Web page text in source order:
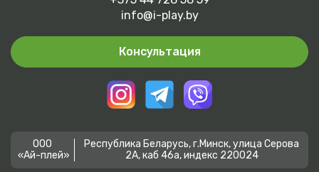
info@i-play.by
Консультация
ООО
«Ай-плей»
Республика Беларусь, г.Минск, улица Серова
2А, каб 46а, индекс 220024